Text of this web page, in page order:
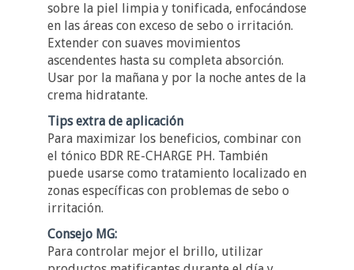
sobre la piel limpia y tonificada, enfocándose
en las áreas con exceso de sebo o irritación.
Extender con suaves movimientos
ascendentes hasta su completa absorción.
Usar por la mañana y por la noche antes de la
crema hidratante.
Tips extra de aplicación
Para maximizar los beneficios, combinar con
el tónico BDR RE-CHARGE PH. También
puede usarse como tratamiento localizado en
zonas específicas con problemas de sebo o
irritación.
Consejo MG:
Para controlar mejor el brillo, utilizar